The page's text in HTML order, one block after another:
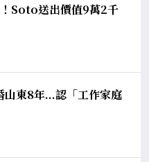
Soto送出價值9萬2千
山東8年...認「工作家庭